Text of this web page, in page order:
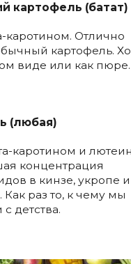
картофель (батат)
каротином. Отлично
картофель.
виде или как пюре.
(любая)
каротином и
концентрация
в кинзе, укропе и
Как раз то, к чему мы
детства.